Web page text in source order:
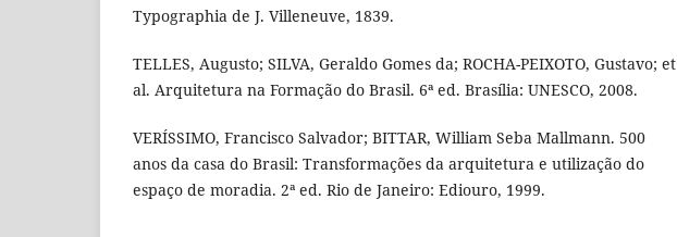
Typographia de J. Villeneuve, 1839.
TELLES, Augusto; SILVA, Geraldo Gomes da; ROCHA-PEIXOTO, Gustavo; et
al. Arquitetura na Formação do Brasil. 6ª ed. Brasília: UNESCO, 2008.
VERÍSSIMO, Francisco Salvador; BITTAR, William Seba Mallmann. 500
anos da casa do Brasil: Transformações da arquitetura e utilização do
espaço de moradia. 2ª ed. Rio de Janeiro: Ediouro, 1999.